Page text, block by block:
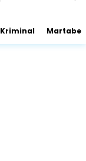
Kriminal Martabe